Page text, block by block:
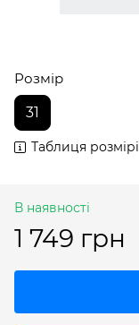
Розмір
31
Таблиця
В наявності
1 749 грн